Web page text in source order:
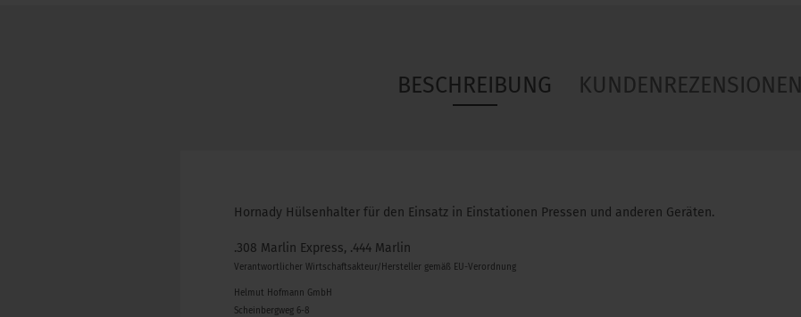
BESCHREIBUNG KUNDENREZENSIONEN
Hornady Hülsenhalter für den Einsatz in Einstationen Pressen und anderen Geräten.
.308 Marlin Express, .444 Marlin
Verantwortlicher Wirtschaftsakteur/Hersteller gemäß EU-Verordnung
Helmut Hofmann GmbH
Scheinbergweg 6-8